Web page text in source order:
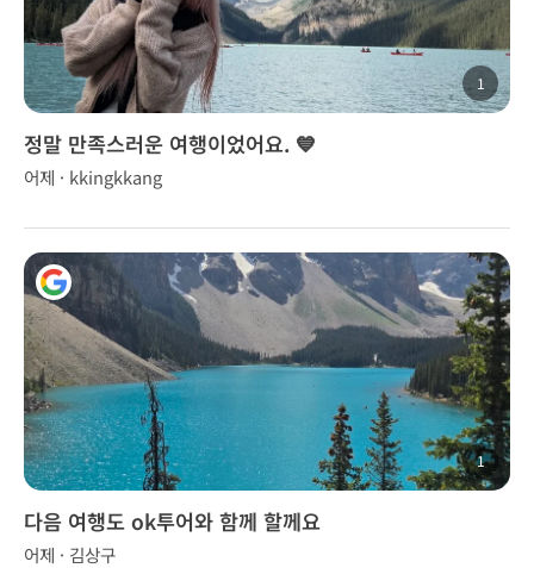
1
정말 만족스러운 여행이었어요. 💙
어제 · kkingkkang
1
다음 여행도 ok투어와 함께 할께요
어제 · 김상구